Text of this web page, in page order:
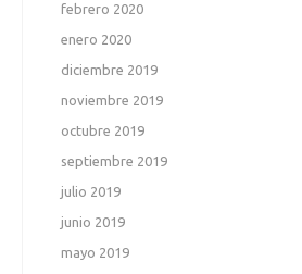
febrero 2020
enero 2020
diciembre 2019
noviembre 2019
octubre 2019
septiembre 2019
julio 2019
junio 2019
mayo 2019